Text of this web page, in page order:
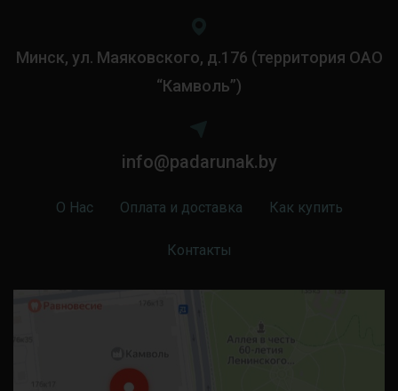
Минск, ул. Маяковского, д.176 (территория ОАО
“Камволь”)
info@padarunak.by
О Нас Оплата и доставка Как купить
Контакты